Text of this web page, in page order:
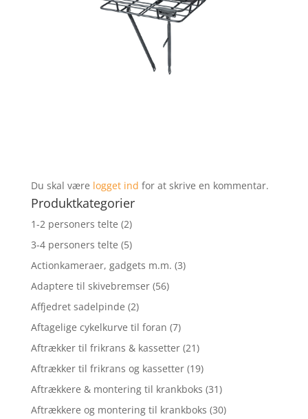
Du skal være logget ind for at skrive en kommentar.
Produktkategorier
1-2 personers telte (2)
3-4 personers telte (5)
Actionkameraer, gadgets m.m. (3)
Adaptere til skivebremser (56)
Affjedret sadelpinde (2)
Aftagelige cykelkurve til foran (7)
Aftrækker til frikrans & kassetter (21)
Aftrækker til frikrans og kassetter (19)
Aftrækkere & montering til krankboks (31)
Aftrækkere og montering til krankboks (30)